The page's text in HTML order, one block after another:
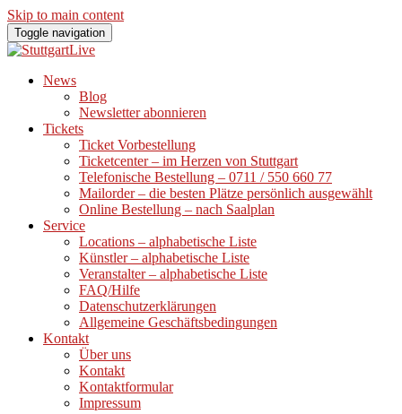
Skip to main content
Toggle navigation
News
Blog
Newsletter abonnieren
Tickets
Ticket Vorbestellung
Ticketcenter – im Herzen von Stuttgart
Telefonische Bestellung – 0711 / 550 660 77
Mailorder – die besten Plätze persönlich ausgewählt
Online Bestellung – nach Saalplan
Service
Locations – alphabetische Liste
Künstler – alphabetische Liste
Veranstalter – alphabetische Liste
FAQ/Hilfe
Datenschutzerklärungen
Allgemeine Geschäftsbedingungen
Kontakt
Über uns
Kontakt
Kontaktformular
Impressum